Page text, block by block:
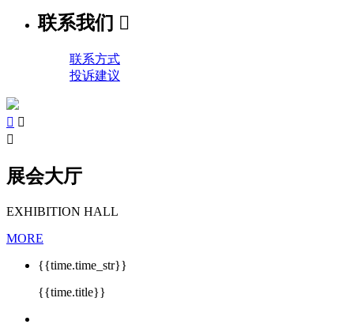
联系我们 
联系方式
投诉建议
 

展会大厅
EXHIBITION HALL
MORE
{{time.time_str}}
{{time.title}}